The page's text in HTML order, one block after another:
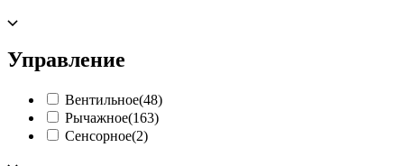
Управление
Вентильное(48)
Рычажное(163)
Сенсорное(2)